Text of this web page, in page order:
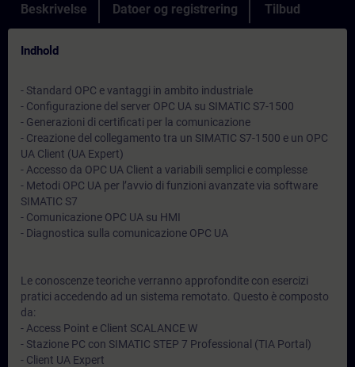
Beskrivelse Datoer og registrering Tilbud
Indhold
- Standard OPC e vantaggi in ambito industriale
- Configurazione del server OPC UA su SIMATIC S7-1500
- Generazioni di certificati per la comunicazione
- Creazione del collegamento tra un SIMATIC S7-1500 e un OPC
UA Client (UA Expert)
- Accesso da OPC UA Client a variabili semplici e complesse
- Metodi OPC UA per l’avvio di funzioni avanzate via software
SIMATIC S7
- Comunicazione OPC UA su HMI
- Diagnostica sulla comunicazione OPC UA
Le conoscenze teoriche verranno approfondite con esercizi
pratici accedendo ad un sistema remotato. Questo è composto
da:
- Access Point e Client SCALANCE W
- Stazione PC con SIMATIC STEP 7 Professional (TIA Portal)
- Client UA Expert